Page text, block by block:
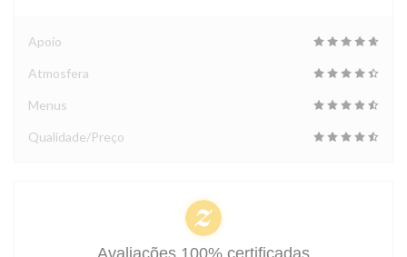
Apoio
Atmosfera
Menus
Qualidade/Preço
Avaliações 100% certificadas